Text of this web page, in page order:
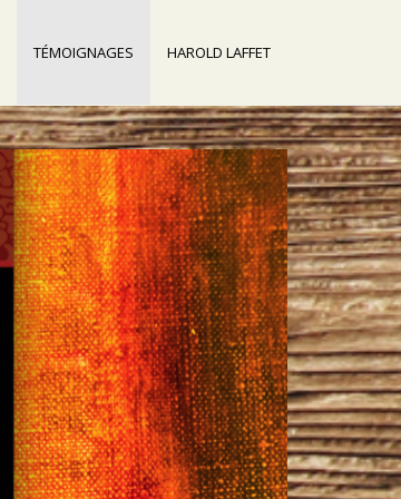
TÉMOIGNAGES HAROLD LAFFET